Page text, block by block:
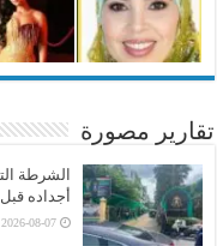
تقارير مصورة
الشرطة
أجداده
2026-08-07